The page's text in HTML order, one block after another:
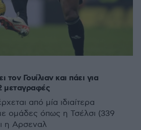
τον Γουίλιαν και πάει για
μεταγραφές
από μία ιδιαίτερα
ομάδες όπως η Τσέλσι (339
η Αρσεναλ